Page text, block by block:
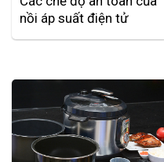
nồi áp suất điện tử